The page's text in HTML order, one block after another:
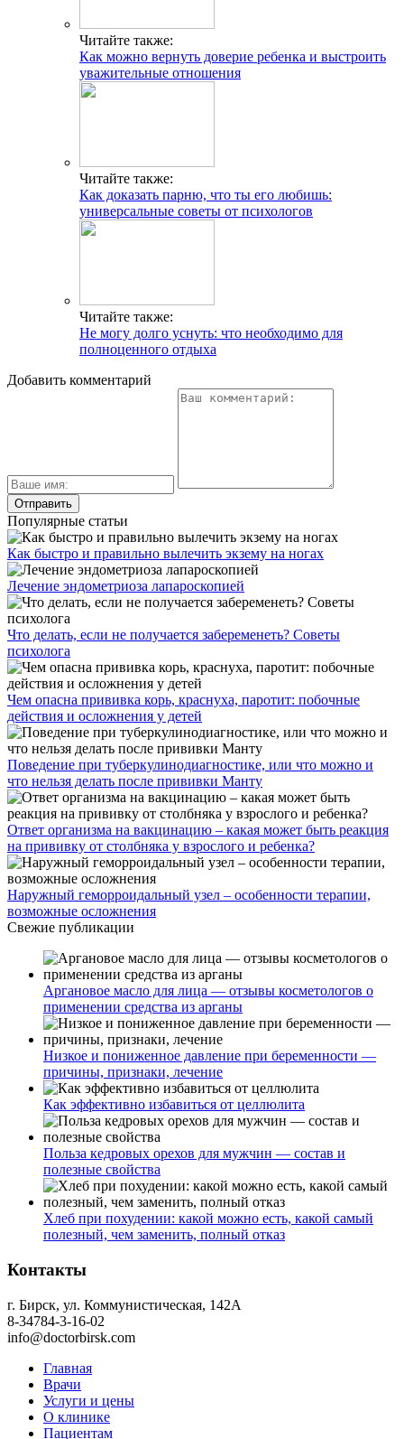
Читайте также:
Как можно вернуть доверие ребенка и выстроить
уважительные отношения
Читайте также:
Как доказать парню, что ты его любишь:
универсальные советы от психологов
Читайте также:
Не могу долго уснуть: что необходимо для
полноценного отдыха
Добавить комментарий
Популярные статьи
Как быстро и правильно вылечить экзему на ногах
Лечение эндометриоза лапароскопией
Что делать, если не получается забеременеть? Советы
психолога
Чем опасна прививка корь, краснуха, паротит: побочные
действия и осложнения у детей
Поведение при туберкулинодиагностике, или что можно и
что нельзя делать после прививки Манту
Ответ организма на вакцинацию – какая может быть реакция
на прививку от столбняка у взрослого и ребенка?
Наружный геморроидальный узел – особенности терапии,
возможные осложнения
Свежие публикации
Аргановое масло для лица — отзывы косметологов о
применении средства из арганы
Низкое и пониженное давление при беременности —
причины, признаки, лечение
Как эффективно избавиться от целлюлита
Польза кедровых орехов для мужчин — состав и
полезные свойства
Хлеб при похудении: какой можно есть, какой самый
полезный, чем заменить, полный отказ
Контакты
г. Бирск, ул. Коммунистическая, 142А
8-34784-3-16-02
info@doctorbirsk.com
Главная
Врачи
Услуги и цены
О клинике
Пациентам